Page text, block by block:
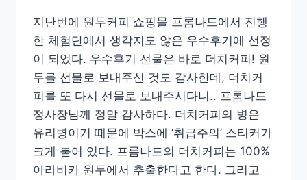
지난번에 원두커피 쇼핑몰 프롬나드에서 진행
한 체험단에서 생각지도 않은 우수후기에 선정
이 되었다. 우수후기 선물은 바로 더치커피! 원
두를 선물로 보내주신 것도 감사한데, 더치커
피를 또 다시 선물로 보내주시다니.. 프롬나드
정사장님께 정말 감사하다. 더치커피의 병은
유리병이기 때문에 박스에 ‘취급주의’ 스티커가
크게 붙어 있다. 프롬나드의 더치커피는 100%
아라비카 원두에서 추출한다고 한다. 그리고